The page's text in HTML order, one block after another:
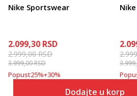
Nike Sportswear
2.099,30 RSD
2.999,00RSD
3.999,00RSD
Popust25%+30%
Dodajte u korpu